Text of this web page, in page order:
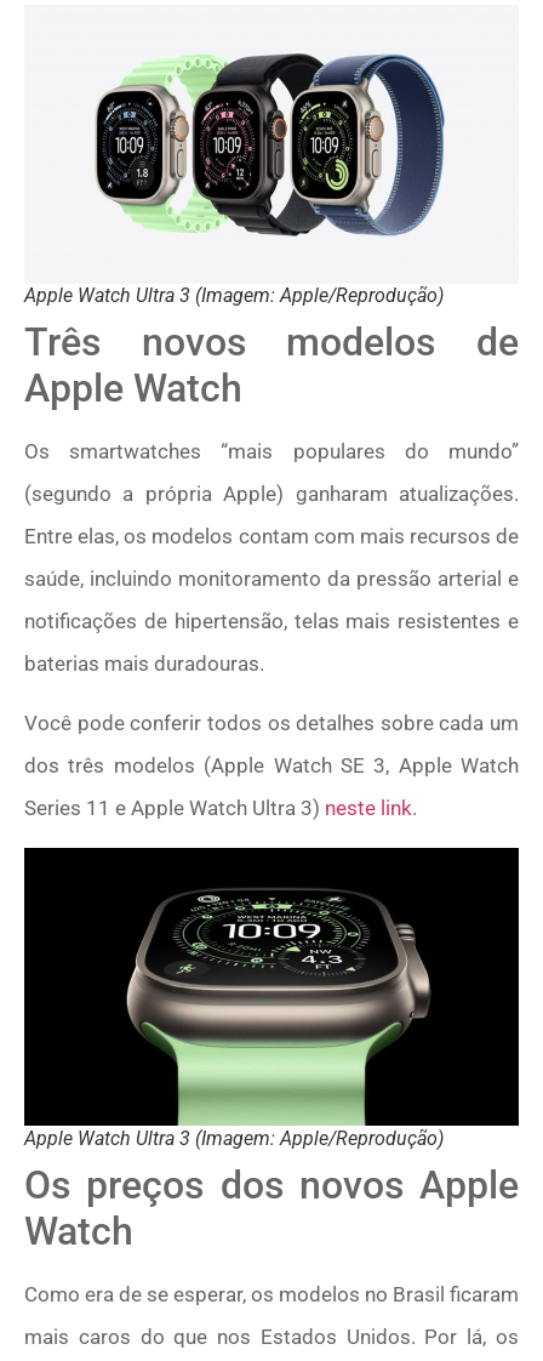
Apple Watch Ultra 3 (Imagem: Apple/Reprodução)
Três novos modelos de
Apple Watch
Os smartwatches “mais populares do mundo”
(segundo a própria Apple) ganharam atualizações.
Entre elas, os modelos contam com mais recursos de
saúde, incluindo monitoramento da pressão arterial e
notificações de hipertensão, telas mais resistentes e
baterias mais duradouras.
Você pode conferir todos os detalhes sobre cada um
dos três modelos (Apple Watch SE 3, Apple Watch
Series 11 e Apple Watch Ultra 3) neste link.
Apple Watch Ultra 3 (Imagem: Apple/Reprodução)
Os preços dos novos Apple
Watch
Como era de se esperar, os modelos no Brasil ficaram
mais caros do que nos Estados Unidos. Por lá, os